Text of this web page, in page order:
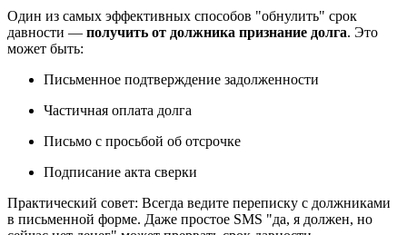
Один из самых эффективных способов "обнулить" срок
давности — получить от должника признание долга. Это
может быть:
Письменное подтверждение задолженности
Частичная оплата долга
Письмо с просьбой об отсрочке
Подписание акта сверки
Практический совет: Всегда ведите переписку с должниками
в письменной форме. Даже простое SMS "да, я должен, но